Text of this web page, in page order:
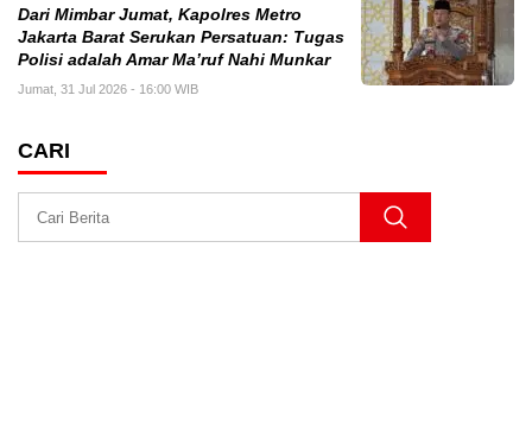
Dari Mimbar Jumat, Kapolres Metro
Jakarta Barat Serukan Persatuan: Tugas
Polisi adalah Amar Ma’ruf Nahi Munkar
Jumat, 31 Jul 2026 - 16:00 WIB
CARI